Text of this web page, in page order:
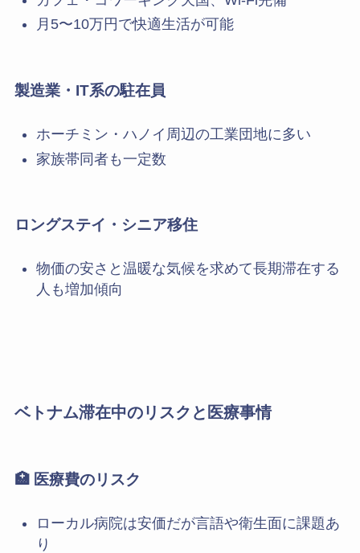
月5〜10万円で快適生活が可能
製造業・IT系の駐在員
ホーチミン・ハノイ周辺の工業団地に多い
家族帯同者も一定数
ロングステイ・シニア移住
物価の安さと温暖な気候を求めて長期滞在する
人も増加傾向
ベトナム滞在中のリスクと医療事情
🏥 医療費のリスク
ローカル病院は安価だが言語や衛生面に課題あ
り